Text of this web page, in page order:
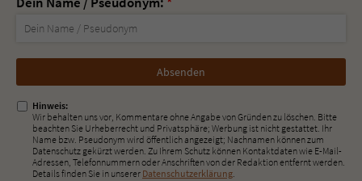
Nicht
ausfüllen!
Hinweis:
Wir behalten uns vor, Kommentare ohne Angabe von Gründen zu löschen. Bitte
beachten Sie Urheberrecht und Privatsphäre; Werbung ist nicht gestattet. Ihr
Name bzw. Pseudonym wird öffentlich angezeigt; Nachnamen können zum
Datenschutz gekürzt werden. Zu Ihrem Schutz können Kontaktdaten wie E-Mail-
Adressen, Telefonnummern oder Anschriften von der Redaktion entfernt werden.
Details finden Sie in unserer Datenschutzerklärung.